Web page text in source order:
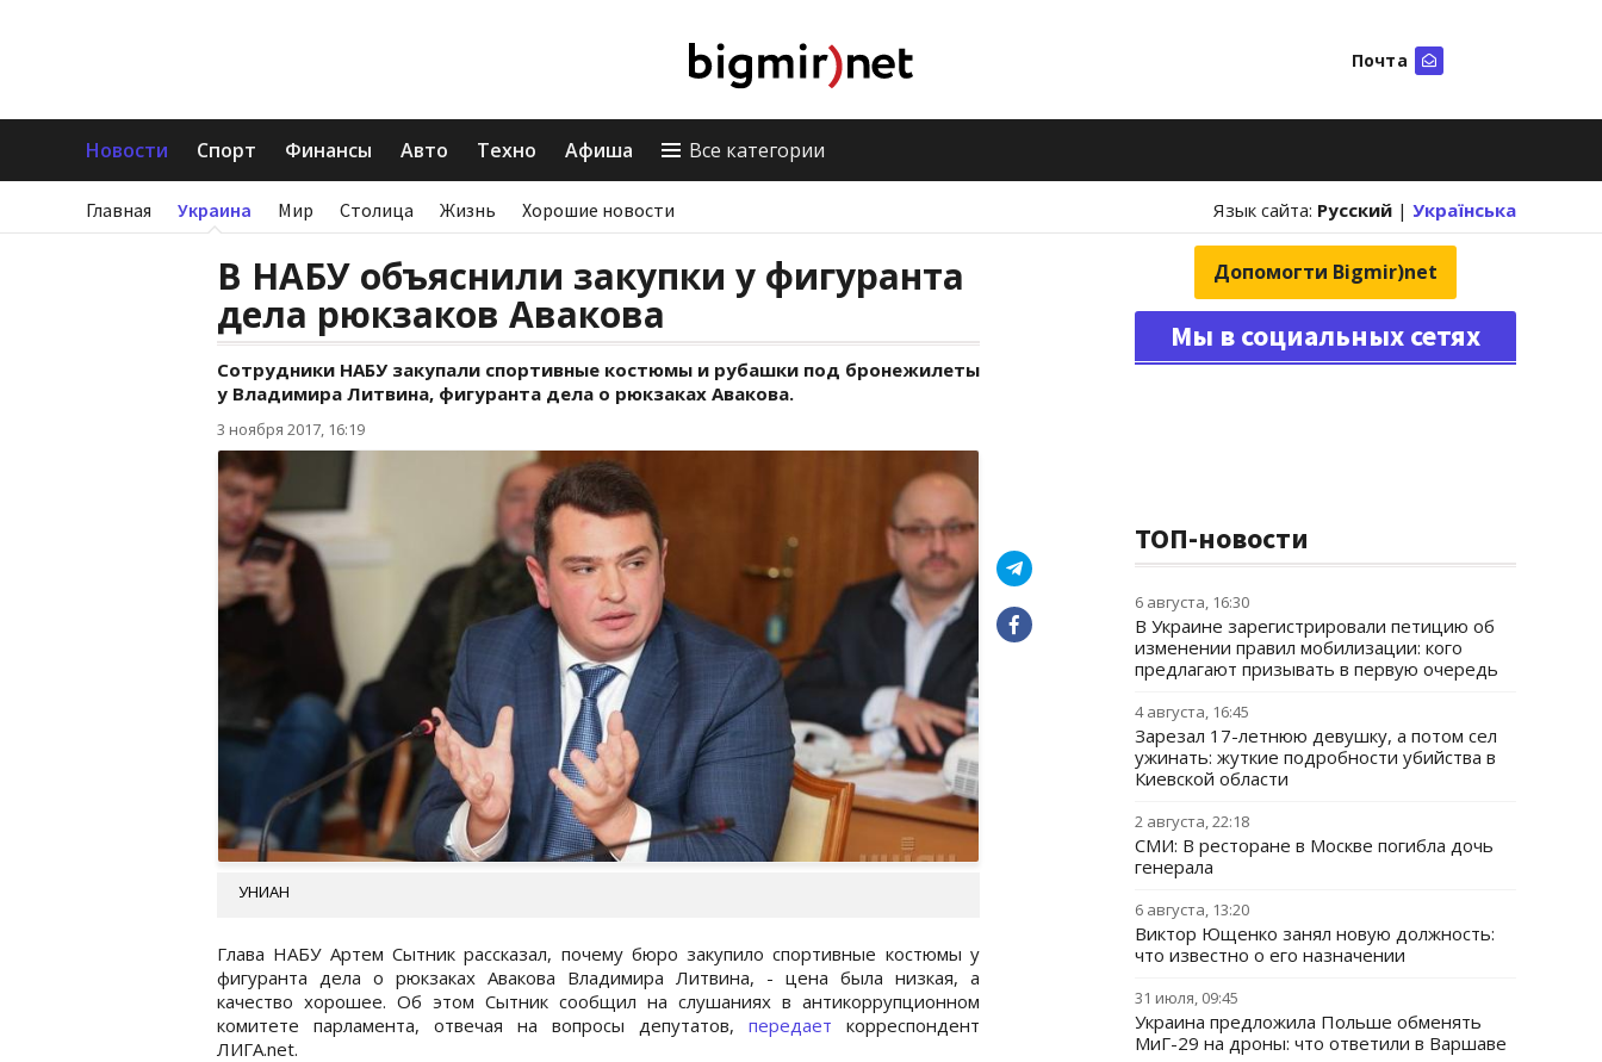
Почта
Новости Спорт Финансы Авто Техно Афиша Все категории
Главная Украина Мир Столица Жизнь Хорошие новости Язык сайта: Русский | Українська
В НАБУ объяснили закупки у фигуранта
дела рюкзаков Авакова
Сотрудники НАБУ закупали спортивные костюмы и рубашки под бронежилеты
у Владимира Литвина, фигуранта дела о рюкзаках Авакова.
3 ноября 2017, 16:19
УНИАН
Глава НАБУ Артем Сытник рассказал, почему бюро закупило спортивные костюмы у
фигуранта дела о рюкзаках Авакова Владимира Литвина, - цена была низкая, а
качество хорошее. Об этом Сытник сообщил на слушаниях в антикоррупционном
комитете парламента, отвечая на вопросы депутатов, передает корреспондент
ЛИГА.net.
Допомогти Bigmir)net
Мы в социальных сетях
ТОП-новости
6 августа, 16:30
В Украине зарегистрировали петицию об
изменении правил мобилизации: кого
предлагают призывать в первую очередь
4 августа, 16:45
Зарезал 17-летнюю девушку, а потом сел
ужинать: жуткие подробности убийства в
Киевской области
2 августа, 22:18
СМИ: В ресторане в Москве погибла дочь
генерала
6 августа, 13:20
Виктор Ющенко занял новую должность:
что известно о его назначении
31 июля, 09:45
Украина предложила Польше обменять
МиГ-29 на дроны: что ответили в Варшаве